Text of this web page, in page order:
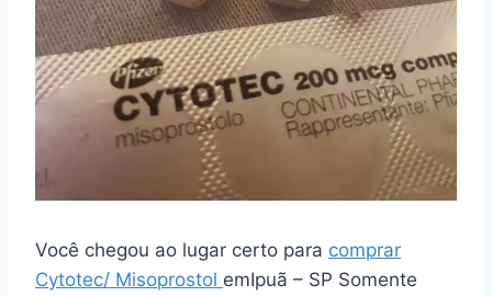
Você chegou ao lugar certo para comprar
Cytotec/ Misoprostol emIpuã – SP Somente